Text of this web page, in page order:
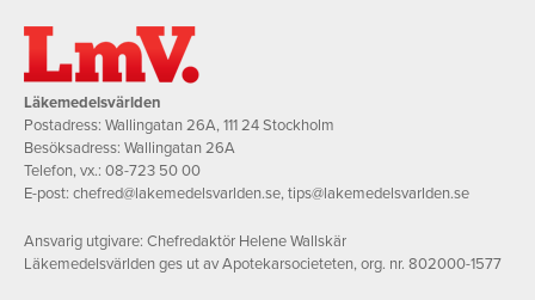
Läkemedelsvärlden
Postadress: Wallingatan 26A, 111 24 Stockholm
Besöksadress: Wallingatan 26A
Telefon, vx.: 08-723 50 00
E-post: chefred@lakemedelsvarlden.se,tips@lakemedelsvarlden.se
Ansvarig utgivare: Chefredaktör Helene Wallskär
Läkemedelsvärlden ges ut av Apotekarsocieteten, org. nr. 802000-1577